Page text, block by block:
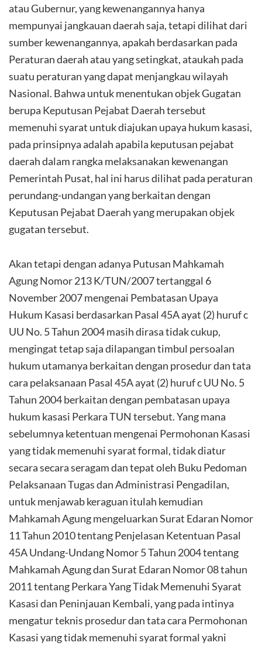
atau Gubernur, yang kewenangannya hanya
mempunyai jangkauan daerah saja, tetapi dilihat dari
sumber kewenangannya, apakah berdasarkan pada
Peraturan daerah atau yang setingkat, ataukah pada
suatu peraturan yang dapat menjangkau wilayah
Nasional. Bahwa untuk menentukan objek Gugatan
berupa Keputusan Pejabat Daerah tersebut
memenuhi syarat untuk diajukan upaya hukum kasasi,
pada prinsipnya adalah apabila keputusan pejabat
daerah dalam rangka melaksanakan kewenangan
Pemerintah Pusat, hal ini harus dilihat pada peraturan
perundang-undangan yang berkaitan dengan
Keputusan Pejabat Daerah yang merupakan objek
gugatan tersebut.
Akan tetapi dengan adanya Putusan Mahkamah
Agung Nomor 213 K/TUN/2007 tertanggal 6
November 2007 mengenai Pembatasan Upaya
Hukum Kasasi berdasarkan Pasal 45A ayat (2) huruf c
UU No. 5 Tahun 2004 masih dirasa tidak cukup,
mengingat tetap saja dilapangan timbul persoalan
hukum utamanya berkaitan dengan prosedur dan tata
cara pelaksanaan Pasal 45A ayat (2) huruf c UU No. 5
Tahun 2004 berkaitan dengan pembatasan upaya
hukum kasasi Perkara TUN tersebut. Yang mana
sebelumnya ketentuan mengenai Permohonan Kasasi
yang tidak memenuhi syarat formal, tidak diatur
secara secara seragam dan tepat oleh Buku Pedoman
Pelaksanaan Tugas dan Administrasi Pengadilan,
untuk menjawab keraguan itulah kemudian
Mahkamah Agung mengeluarkan Surat Edaran Nomor
11 Tahun 2010 tentang Penjelasan Ketentuan Pasal
45A Undang-Undang Nomor 5 Tahun 2004 tentang
Mahkamah Agung dan Surat Edaran Nomor 08 tahun
2011 tentang Perkara Yang Tidak Memenuhi Syarat
Kasasi dan Peninjauan Kembali, yang pada intinya
mengatur teknis prosedur dan tata cara Permohonan
Kasasi yang tidak memenuhi syarat formal yakni